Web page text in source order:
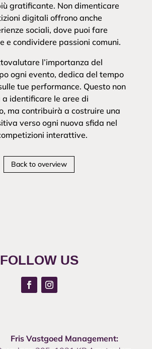
gratificante. Non dimenticare
digitali offrono anche
sociali, dove puoi fare
e condividere passioni comuni.
l’importanza del
ogni evento, dedica del tempo
tue performance. Questo non
identificare le aree di
ma contribuirà a costruire una
verso ogni nuova sfida nel
interattive.
Back to overview
FOLLOW US
Fris Vastgoed Management: